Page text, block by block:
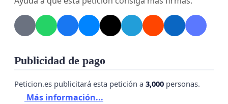
esta importante misión. Unámonos por Javi, ¡tu
firma puede ser el impulso que necesitamos!
Publicidad de pago
Peticion.es publicitará esta petición a 3,000 personas.
Más información...